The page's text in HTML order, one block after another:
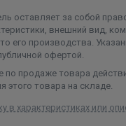
оставляет за собой
внешний вид,
его производства.
офертой.
по продаже товара
этого товара на складе.
в характеристиках или